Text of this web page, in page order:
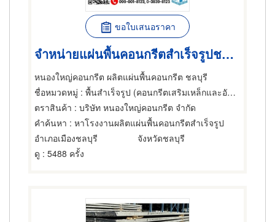
ขอใบเสนอราคา
จำหน่ายแผ่นพื้นคอนกรีตสำเร็จรูปชลบุรี
หนองใหญ่คอนกรีต ผลิตแผ่นพื้นคอนกรีต ชลบุรี
ชื่อหมวดหมู่ : พื้นสำเร็จรูป (คอนกรีตเสริมเหล็กและอัดแรง),ผู้รับเหมาทำพื้นและวัตถุ,พื้นสำเร็จรูป (คอนกรีตเสริมเหล็กและอัดแรง)
ตราสินค้า : บริษัท หนองใหญ่คอนกรีต จำกัด
คำค้นหา : หาโรงงานผลิตแผ่นพื้นคอนกรีตสำเร็จรูป
อำเภอเมืองชลบุรี
จังหวัดชลบุรี
ดู : 5488 ครั้ง